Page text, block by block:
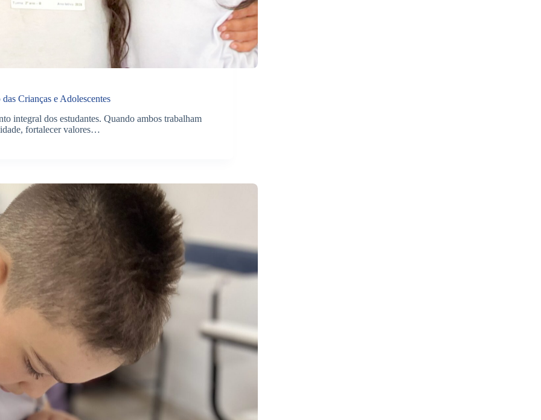
Crianças e Adolescentes
integral dos estudantes. Quando ambos trabalham
fortalecer valores…